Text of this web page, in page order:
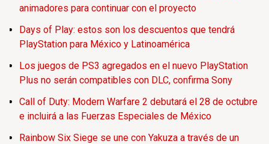
animadores para continuar con el proyecto
Days of Play: estos son los descuentos que tendrá
PlayStation para México y Latinoamérica
Los juegos de PS3 agregados en el nuevo PlayStation
Plus no serán compatibles con DLC, confirma Sony
Call of Duty: Modern Warfare 2 debutará el 28 de octubre
e incluirá a las Fuerzas Especiales de México
Rainbow Six Siege se une con Yakuza a través de un